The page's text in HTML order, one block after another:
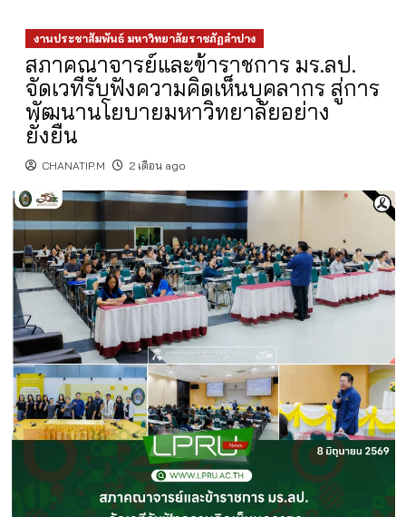
งานประชาสัมพันธ์ มหาวิทยาลัยราชภัฏลำปาง
สภาคณาจารย์และข้าราชการ มร.ลป.
จัดเวทีรับฟังความคิดเห็นบุคลากร สู่การ
พัฒนานโยบายมหาวิทยาลัยอย่าง
ยั่งยืน
CHANATIP.M 2 เดือน ago